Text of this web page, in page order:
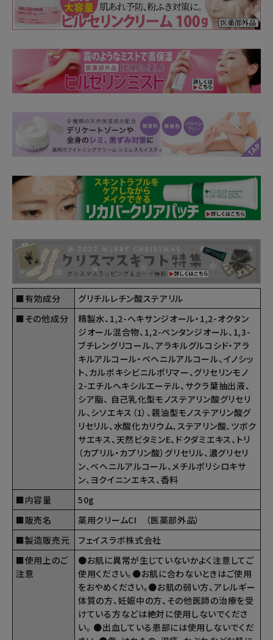
■有効成分
グリチルレチン酸ステアリル
■その他成分
精製水、1,2-ヘキサンジオール・1,2-オクタン
ジオール混合物、1,2-ペンタンジオール、1,3-
ブチレングリコール、アラキルグルコシド・アラ
キルアルコール・ベヘニルアルコール、イノシッ
ト、カルボキシビニルポリマー、グリセリンモノ
2-エチルへキシルエーテル、サクラ葉抽出液、
シア脂、 自己乳化型モノステアリン酸グリセリ
ル、シソエキス（1）、親油型モノステアリン酸グ
リセリル、水酸化カリウム、ステアリン酸、ツボク
サエキス、天然ビタミンE、ドクダミエキス、トリ
（カプリル・カプリン酸）グリセリル、濃グリセリ
ン、ベヘニルアルコール、メチルポリシロキサ
ン、ヨクイニンエキス、香料
■内容量
50g
■販売名
薬用クリームCI （医薬部外品）
■製造販売元
フェイスラボ株式会社
■使用上のご
注意
●お肌に異常が生じていないかよく注意してご
使用ください。●お肌に合わないときはご使用
をおやめください。●お肌の弱い方、アレルギー
体質の方、妊娠中の方、その他医師の治療を受
けている方などは絶対に使用しないでくださ
い。 ●出血している患部には使用しないでくだ